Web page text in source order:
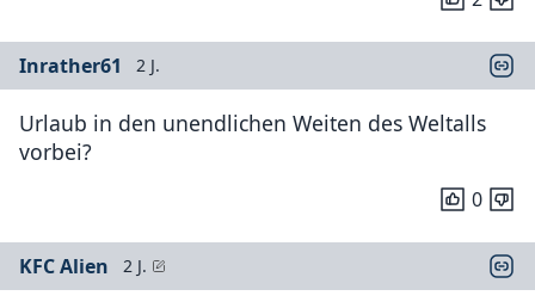
Inrather61 2 J.
Urlaub in den unendlichen Weiten des Weltalls
vorbei?
0
KFC Alien 2 J.